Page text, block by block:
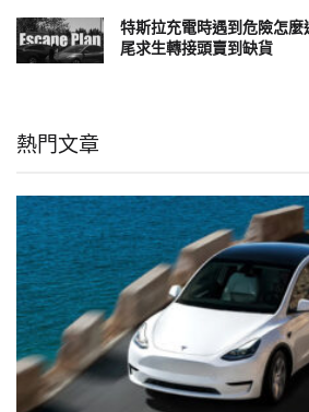
特斯拉充電時遇到危險怎
尾求生轉接頭賣到缺貨
熱門文章